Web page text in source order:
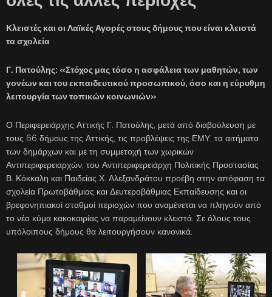
Κλειστές και οι Λαϊκές Αγορές στους δήμους που είναι κλειστά
τα σχολεία
Γ. Πατούλης: «Στόχος μας τόσο η ασφάλεια των μαθητών, των
γονέων και του εκπαιδευτικού προσωπικού, όσο και η εύρυθμη
λειτουργία των τοπικών κοινωνιών»
Ο Περιφερειάρχης Αττικής Γ. Πατούλης, μετά από διαβούλευση με
τους 66 δήμους της Αττικής, τις προβλέψεις της ΕΜΥ, τα αιτήματα
των δημάρχων και με τη συμμετοχή των χωρικών
Αντιπεριφερειαρχών, του Αντιπεριφερειάρχη Πολιτικής Προστασίας
Β. Κόκκαλη και Παιδείας Χ. Αλεξανδράτου προέβη στην απόφαση τα
σχολεία Πρωτοβάθμιας και Δευτεροβάθμιας Εκπαίδευσης και οι
βρεφονηπιακοί σταθμοί περιοχών που αναμένεται να πληγούν από
το νέο κύμα κακοκαιρίας να παραμείνουν κλειστά. Σε όλους τους
υπόλοιπους δήμους θα λειτουργήσουν κανονικά.